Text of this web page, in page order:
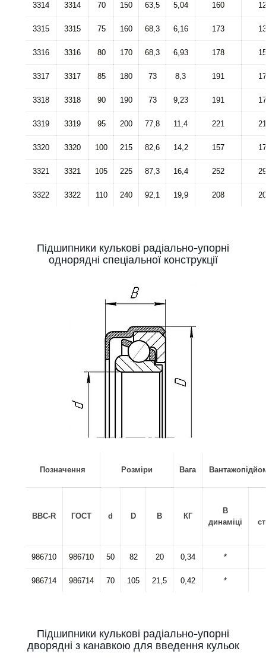
3314 3314 70 150 63,5 5,04 160
3315 3315 75 160 68,3 6,16 173
3316 3316 80 170 68,3 6,93 178
3317 3317 85 180 73 8,3 191
3318 3318 90 190 73 9,23 191
3319 3319 95 200 77,8 11,4 221
3320 3320 100 215 82,6 14,2 157
3321 3321 105 225 87,3 16,4 252
3322 3322 110 240 92,1 19,9 208
Підшипники кулькові радіально-упорні
однорядні спеціальної конструкції
Позначення Розміри Вага
BBC-R ГОСТ d D B КГ
В
динаміці
986710 986710 50 82 20 0,34 *
986714 986714 70 105 21,5 0,42 *
Підшипники кулькові радіально-упорні
дворядні з канавкою для введення кульок